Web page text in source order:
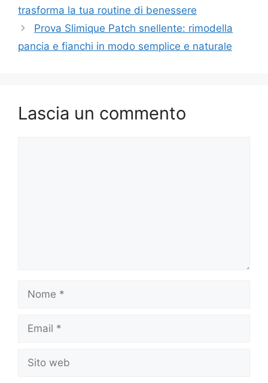
trasforma la tua routine di benessere
Prova Slimique Patch snellente: rimodella
pancia e fianchi in modo semplice e naturale
Lascia un commento
web